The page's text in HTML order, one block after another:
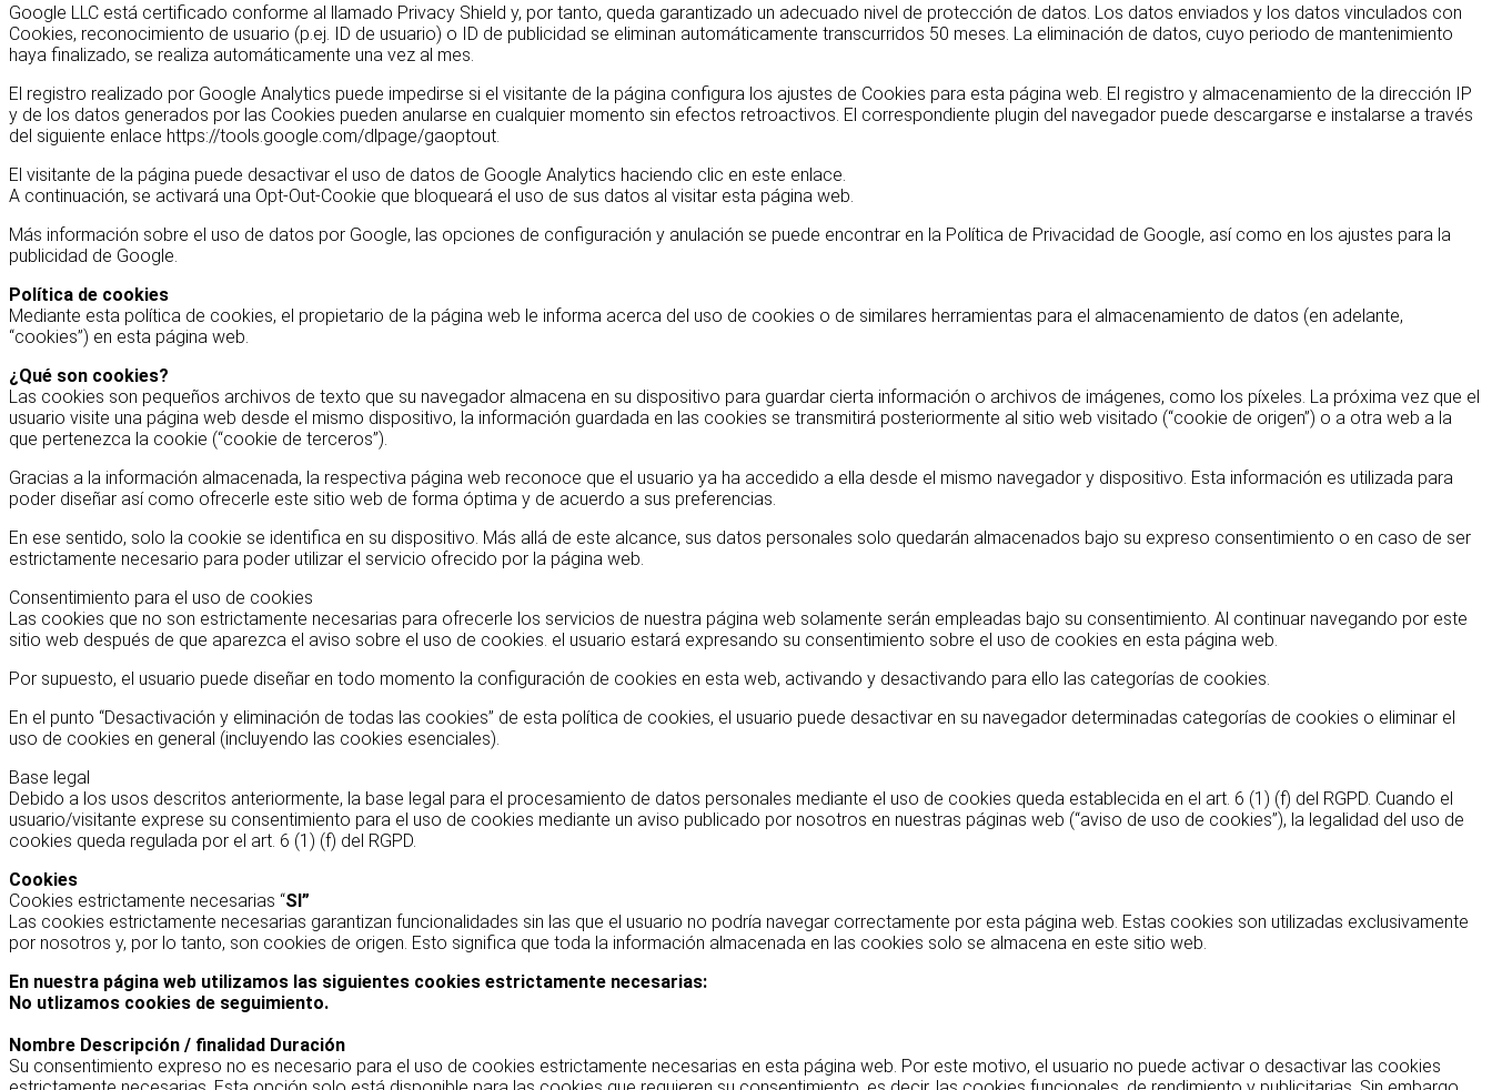
Google LLC está certificado conforme al llamado Privacy Shield y, por tanto, queda garantizado un adecuado nivel de protección de datos. Los datos enviados y los datos vinculados con
Cookies, reconocimiento de usuario (p.ej. ID de usuario) o ID de publicidad se eliminan automáticamente transcurridos 50 meses. La eliminación de datos, cuyo periodo de mantenimiento
haya finalizado, se realiza automáticamente una vez al mes.
El registro realizado por Google Analytics puede impedirse si el visitante de la página configura los ajustes de Cookies para esta página web. El registro y almacenamiento de la dirección IP
y de los datos generados por las Cookies pueden anularse en cualquier momento sin efectos retroactivos. El correspondiente plugin del navegador puede descargarse e instalarse a través
del siguiente enlace https://tools.google.com/dlpage/gaoptout.
El visitante de la página puede desactivar el uso de datos de Google Analytics haciendo clic en este enlace.
A continuación, se activará una Opt-Out-Cookie que bloqueará el uso de sus datos al visitar esta página web.
Más información sobre el uso de datos por Google, las opciones de configuración y anulación se puede encontrar en la Política de Privacidad de Google, así como en los ajustes para la
publicidad de Google.
Política de cookies
Mediante esta política de cookies, el propietario de la página web le informa acerca del uso de cookies o de similares herramientas para el almacenamiento de datos (en adelante,
“cookies”) en esta página web.
¿Qué son cookies?
Las cookies son pequeños archivos de texto que su navegador almacena en su dispositivo para guardar cierta información o archivos de imágenes, como los píxeles. La próxima vez que el
usuario visite una página web desde el mismo dispositivo, la información guardada en las cookies se transmitirá posteriormente al sitio web visitado (“cookie de origen”) o a otra web a la
que pertenezca la cookie (“cookie de terceros”).
Gracias a la información almacenada, la respectiva página web reconoce que el usuario ya ha accedido a ella desde el mismo navegador y dispositivo. Esta información es utilizada para
poder diseñar así como ofrecerle este sitio web de forma óptima y de acuerdo a sus preferencias.
En ese sentido, solo la cookie se identifica en su dispositivo. Más allá de este alcance, sus datos personales solo quedarán almacenados bajo su expreso consentimiento o en caso de ser
estrictamente necesario para poder utilizar el servicio ofrecido por la página web.
Consentimiento para el uso de cookies
Las cookies que no son estrictamente necesarias para ofrecerle los servicios de nuestra página web solamente serán empleadas bajo su consentimiento. Al continuar navegando por este
sitio web después de que aparezca el aviso sobre el uso de cookies. el usuario estará expresando su consentimiento sobre el uso de cookies en esta página web.
Por supuesto, el usuario puede diseñar en todo momento la configuración de cookies en esta web, activando y desactivando para ello las categorías de cookies.
En el punto “Desactivación y eliminación de todas las cookies” de esta política de cookies, el usuario puede desactivar en su navegador determinadas categorías de cookies o eliminar el
uso de cookies en general (incluyendo las cookies esenciales).
Base legal
Debido a los usos descritos anteriormente, la base legal para el procesamiento de datos personales mediante el uso de cookies queda establecida en el art. 6 (1) (f) del RGPD. Cuando el
usuario/visitante exprese su consentimiento para el uso de cookies mediante un aviso publicado por nosotros en nuestras páginas web (“aviso de uso de cookies”), la legalidad del uso de
cookies queda regulada por el art. 6 (1) (f) del RGPD.
Cookies
Cookies estrictamente necesarias “SI”
Las cookies estrictamente necesarias garantizan funcionalidades sin las que el usuario no podría navegar correctamente por esta página web. Estas cookies son utilizadas exclusivamente
por nosotros y, por lo tanto, son cookies de origen. Esto significa que toda la información almacenada en las cookies solo se almacena en este sitio web.
En nuestra página web utilizamos las siguientes cookies estrictamente necesarias:
No utlizamos cookies de seguimiento.
Nombre Descripción / finalidad Duración
Su consentimiento expreso no es necesario para el uso de cookies estrictamente necesarias en esta página web. Por este motivo, el usuario no puede activar o desactivar las cookies